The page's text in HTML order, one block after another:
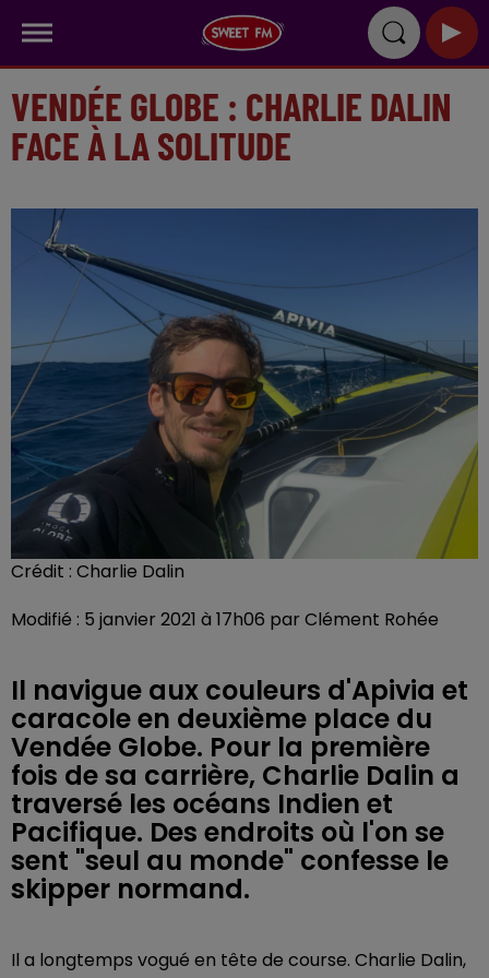
VENDÉE GLOBE : CHARLIE DALIN
FACE À LA SOLITUDE
Crédit : Charlie Dalin
Modifié : 5 janvier 2021 à 17h06 par Clément Rohée
Il navigue aux couleurs d'Apivia et
caracole en deuxième place du
Vendée Globe. Pour la première
fois de sa carrière, Charlie Dalin a
traversé les océans Indien et
Pacifique. Des endroits où l'on se
sent "seul au monde" confesse le
skipper normand.
Il a longtemps vogué en tête de course. Charlie Dalin,